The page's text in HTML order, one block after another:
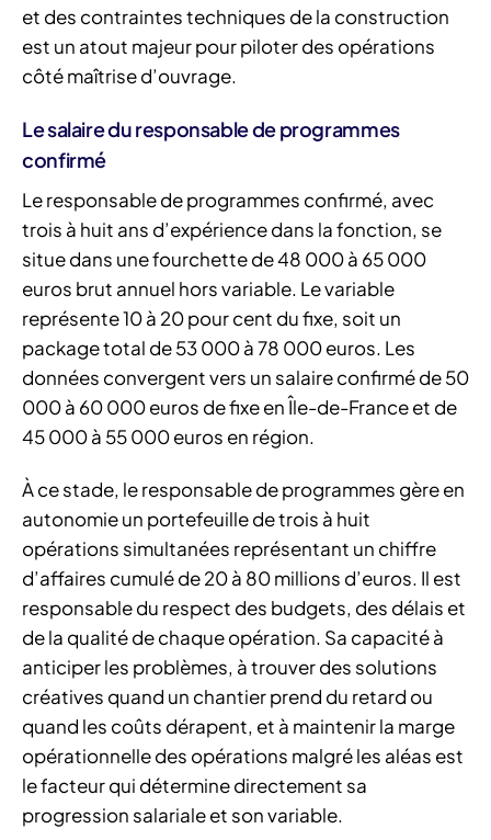
et des contraintes techniques de la construction
est un atout majeur pour piloter des opérations
côté maîtrise d’ouvrage.
Le salaire du responsable de programmes
confirmé
Le responsable de programmes confirmé, avec
trois à huit ans d’expérience dans la fonction, se
situe dans une fourchette de 48 000 à 65 000
euros brut annuel hors variable. Le variable
représente 10 à 20 pour cent du fixe, soit un
package total de 53 000 à 78 000 euros. Les
données convergent vers un salaire confirmé de 50
000 à 60 000 euros de fixe en Île-de-France et de
45 000 à 55 000 euros en région.
À ce stade, le responsable de programmes gère en
autonomie un portefeuille de trois à huit
opérations simultanées représentant un chiffre
d’affaires cumulé de 20 à 80 millions d’euros. Il est
responsable du respect des budgets, des délais et
de la qualité de chaque opération. Sa capacité à
anticiper les problèmes, à trouver des solutions
créatives quand un chantier prend du retard ou
quand les coûts dérapent, et à maintenir la marge
opérationnelle des opérations malgré les aléas est
le facteur qui détermine directement sa
progression salariale et son variable.